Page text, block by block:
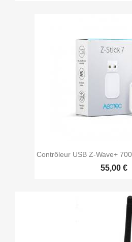
Contrôleur USB Z-Wave+
55,00 €